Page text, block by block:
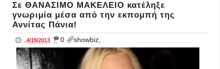
Σε ΘΑΝΑΣΙΜΟ ΜΑΚΕΛΕΙΟ κατέληξε
γνωριμία μέσα από την εκπομπή της
Αννίτας Πάνια!
..4/19/2013 _ 0 showbiz,